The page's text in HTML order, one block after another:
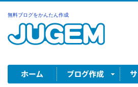
無料ブログをかんたん作成